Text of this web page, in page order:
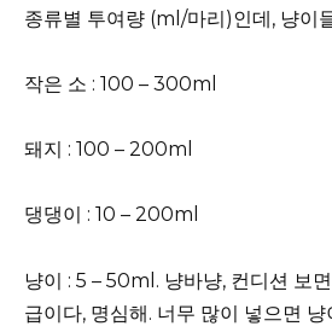
종류별 투여량 (ml/마리)인데, 냥이
작은 소 : 100 – 300ml
돼지 : 100 – 200ml
댕댕이 : 10 – 200ml
냥이 : 5 – 50ml. 냥바냥, 컨디션 보
급이다, 명심해. 너무 많이 넣으면 냥